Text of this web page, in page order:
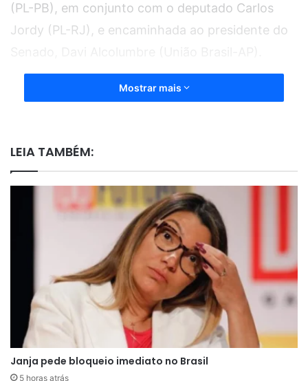
(PL-PB), em conjunto com o deputado Carlos
Jordy (PL-RJ), e encaminhada ao presidente do
Mostrar mais
LEIA TAMBÉM:
Janja pede bloqueio imediato no Brasil
5 horas atrás